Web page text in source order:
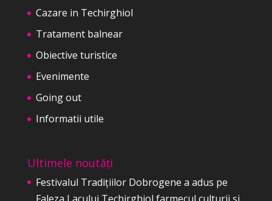
Cazare in Techirghiol
Tratament balnear
Obiective turistice
Evenimente
Going out
Informatii utile
Ultimele noutăți
Festivalul Tradițiilor Dobrogene a adus pe